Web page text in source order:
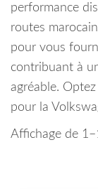
performance
routes
pour vous
contribuant à
agréable.
pour la
Affichage de